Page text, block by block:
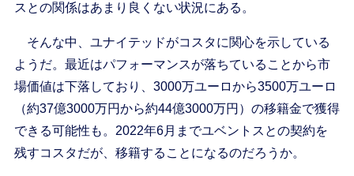
スとの関係はあまり良くない状況にある。
そんな中、ユナイテッドがコスタに関心を示している
ようだ。最近はパフォーマンスが落ちていることから市
場価値は下落しており、3000万ユーロから3500万ユーロ
（約37億3000万円から約44億3000万円）の移籍金で獲得
できる可能性も。2022年6月までユベントスとの契約を
残すコスタだが、移籍することになるのだろうか。